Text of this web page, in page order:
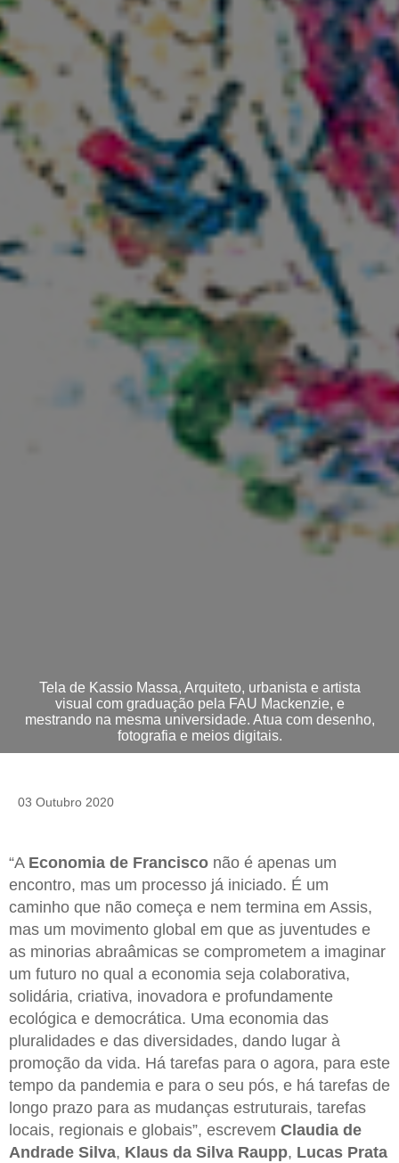
Tela de Kassio Massa, Arquiteto, urbanista e artista
visual com graduação pela FAU Mackenzie, e
mestrando na mesma universidade. Atua com desenho,
fotografia e meios digitais.
03 Outubro 2020
“A Economia de Francisco não é apenas um
encontro, mas um processo já iniciado. É um
caminho que não começa e nem termina em Assis,
mas um movimento global em que as juventudes e
as minorias abraâmicas se comprometem a imaginar
um futuro no qual a economia seja colaborativa,
solidária, criativa, inovadora e profundamente
ecológica e democrática. Uma economia das
pluralidades e das diversidades, dando lugar à
promoção da vida. Há tarefas para o agora, para este
tempo da pandemia e para o seu pós, e há tarefas de
longo prazo para as mudanças estruturais, tarefas
locais, regionais e globais”, escrevem Claudia de
Andrade Silva, Klaus da Silva Raupp, Lucas Prata